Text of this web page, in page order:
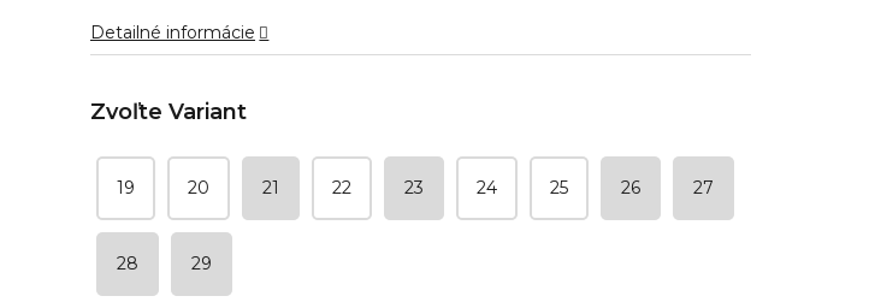
19 20 21 22 23 24 25 26 27
28 29
Detailné informácie